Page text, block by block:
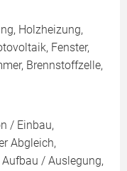
Holzheizung,
Fenster,
Brennstoffzelle,
/ Einbau,
Abgleich,
/ Auslegung,